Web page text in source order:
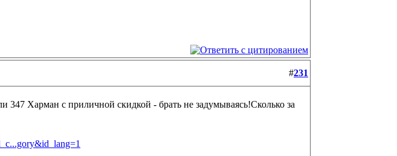
#231
347 Харман с приличной скидкой - брать не задумываясь!Сколько за